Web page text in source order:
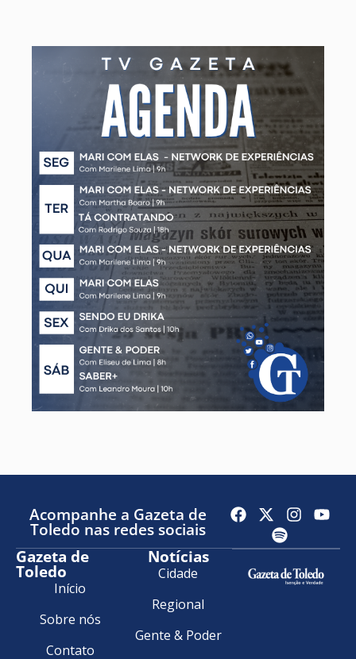
Acompanhe a Gazeta de
Toledo nas redes sociais
Gazeta de
Toledo
Início
Sobre nós
Contato
Notícias
Cidade
Regional
Gente & Poder